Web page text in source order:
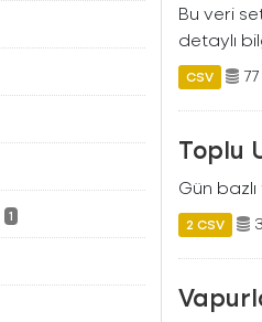
1
Bu veri
detaylı
CSV
Toplu
Gün
2 CSV